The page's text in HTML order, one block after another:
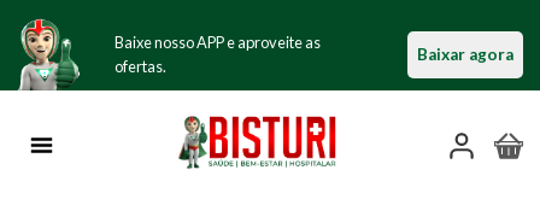
Baixe nosso APP e aproveite as
ofertas.
Baixar agora